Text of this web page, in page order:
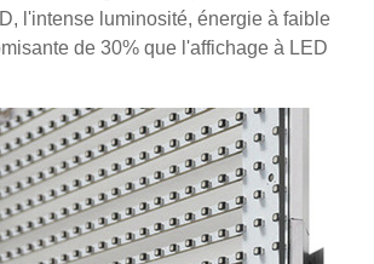
l'intense luminosité, énergie à faible
de 30% que l'affichage à LED